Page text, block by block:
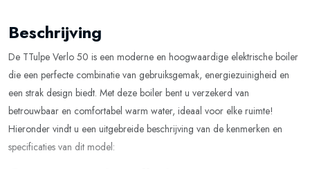
Beschrijving
De TTulpe Verlo 50 is een moderne en hoogwaardige elektrische boiler
die een perfecte combinatie van gebruiksgemak, energiezuinigheid en
een strak design biedt. Met deze boiler bent u verzekerd van
betrouwbaar en comfortabel warm water, ideaal voor elke ruimte!
Hieronder vindt u een uitgebreide beschrijving van de kenmerken en
specificaties van dit model: